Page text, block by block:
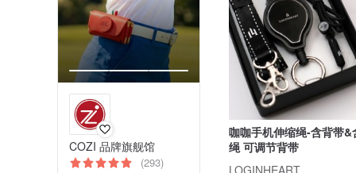
COZI 品牌旗舰馆
(293)
咖咖手机伸缩绳-含背带
绳 可调节背带